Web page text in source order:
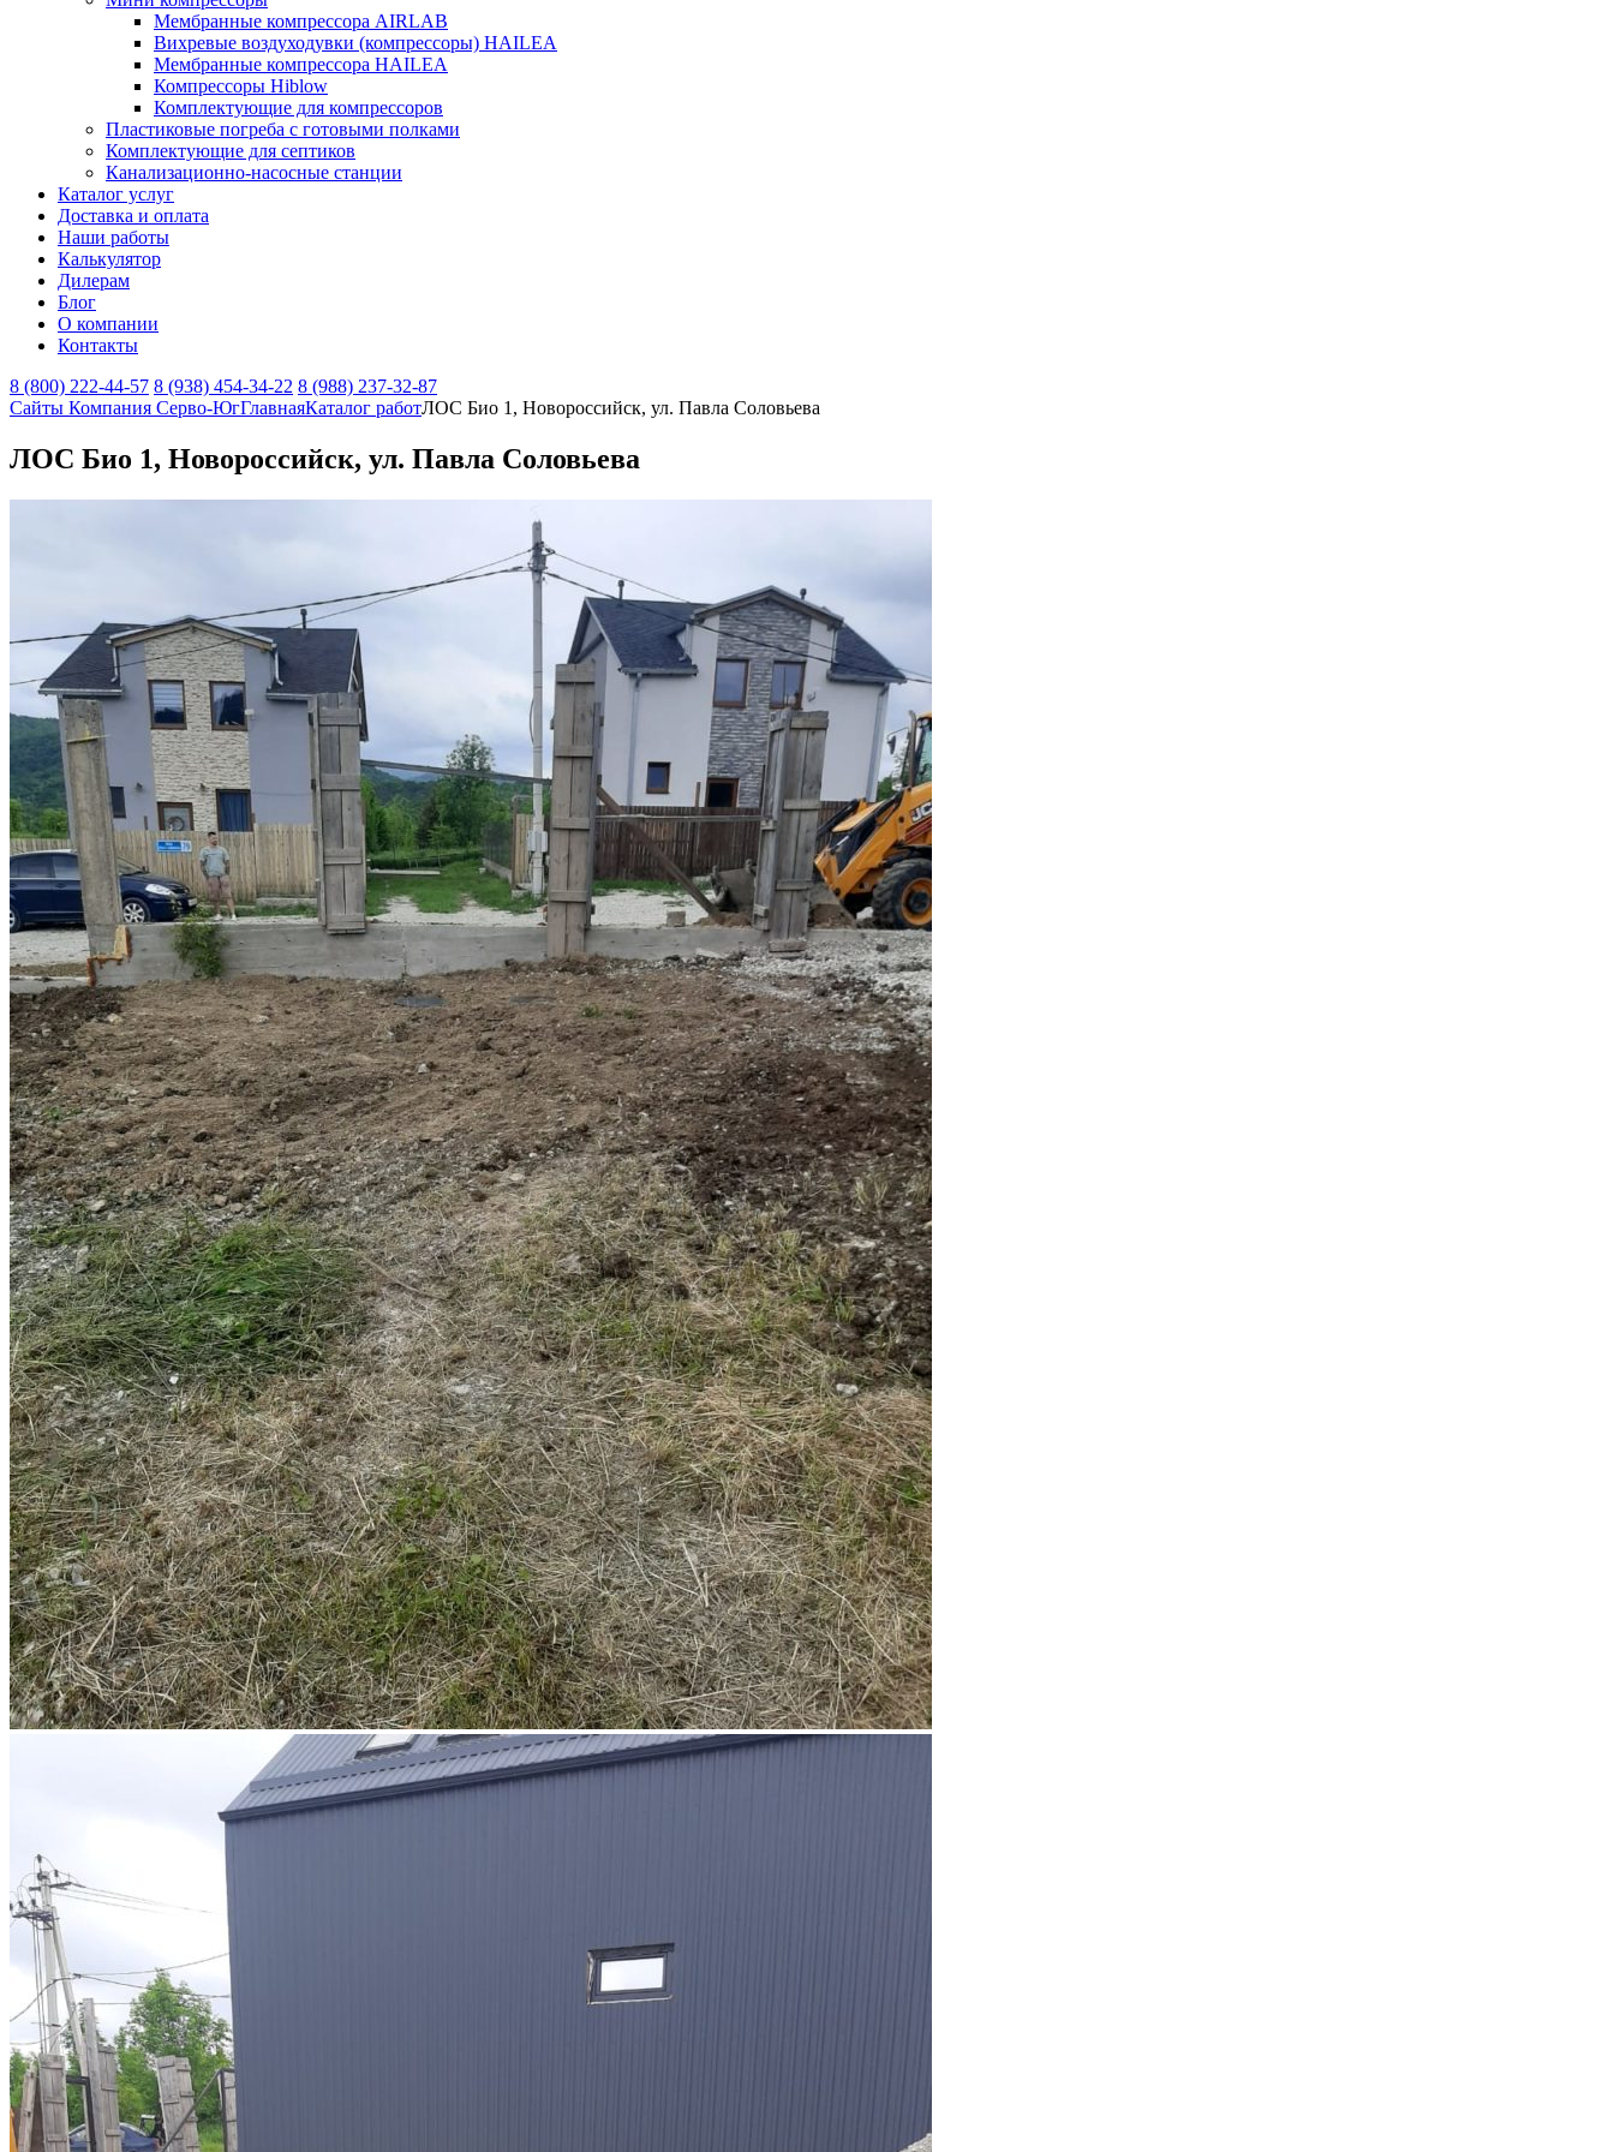
Мембранные компрессора AIRLAB
Вихревые воздуходувки (компрессоры) HAILEA
Мембранные компрессора HAILEA
Компрессоры Hiblow
Комплектующие для компрессоров
Пластиковые погреба с готовыми полками
Комплектующие для септиков
Канализационно-насосные станции
Каталог услуг
Доставка и оплата
Наши работы
Калькулятор
Дилерам
Блог
О компании
Контакты
8 (800) 222-44-57 8 (938) 454-34-22 8 (988) 237-32-87
Сайты Компания Серво-ЮгГлавнаяКаталог работЛОС Био 1, Новороссийск, ул. Павла Соловьева
ЛОС Био 1, Новороссийск, ул. Павла Соловьева